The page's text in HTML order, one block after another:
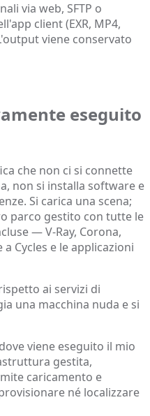
via web, SFTP o
client (EXR, MP4,
viene conservato
eseguito
che non ci si connette
non si installa software e
Si carica una scena;
parco gestito con tutte le
— V-Ray, Corona,
Cycles e le applicazioni
ai servizi di
una macchina nuda e si
viene eseguito il mio
gestita,
caricamento e
né localizzare